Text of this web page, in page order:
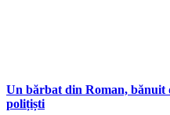
Un bărbat din Roman, bănuit
polițiști